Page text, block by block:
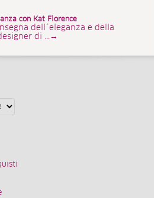
con Kat Florence
dell´eleganza e della
di ...→